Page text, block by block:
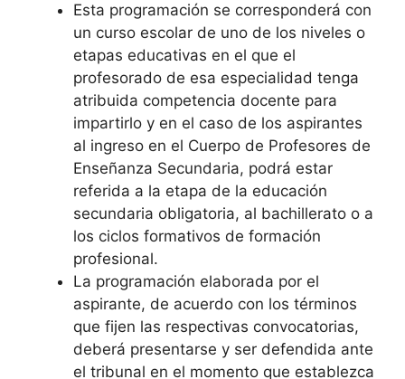
Esta programación se corresponderá con
un curso escolar de uno de los niveles o
etapas educativas en el que el
profesorado de esa especialidad tenga
atribuida competencia docente para
impartirlo y en el caso de los aspirantes
al ingreso en el Cuerpo de Profesores de
Enseñanza Secundaria, podrá estar
referida a la etapa de la educación
secundaria obligatoria, al bachillerato o a
los ciclos formativos de formación
profesional.
La programación elaborada por el
aspirante, de acuerdo con los términos
que fijen las respectivas convocatorias,
deberá presentarse y ser defendida ante
el tribunal en el momento que establezca